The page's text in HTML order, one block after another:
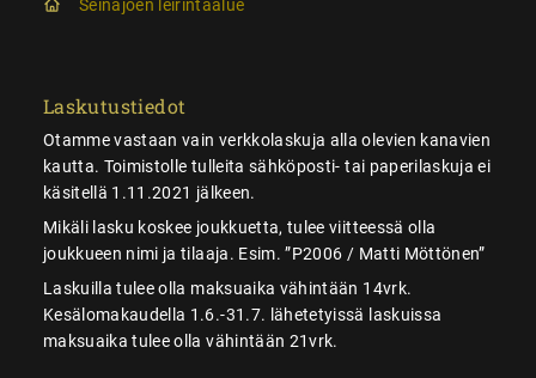
Seinäjoen leirintäalue
Laskutustiedot
Otamme vastaan vain verkkolaskuja alla olevien kanavien
kautta. Toimistolle tulleita sähköposti- tai paperilaskuja ei
käsitellä 1.11.2021 jälkeen.
Mikäli lasku koskee joukkuetta, tulee viitteessä olla
joukkueen nimi ja tilaaja. Esim. ”P2006 / Matti Möttönen”
Laskuilla tulee olla maksuaika vähintään 14vrk.
Kesälomakaudella 1.6.-31.7. lähetetyissä laskuissa
maksuaika tulee olla vähintään 21vrk.